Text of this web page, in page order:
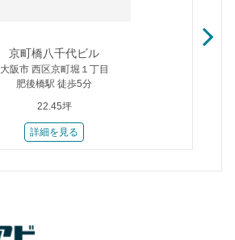
京町橋八千代ビル
大阪市 西区京町堀１丁目
肥後橋駅 徒歩5分
22.45坪
詳細を見る